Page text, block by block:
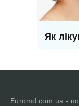
Як
Euromd.com.ua -